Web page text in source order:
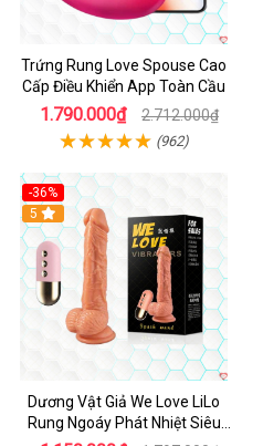
Trứng Rung Love Spouse Cao
Cấp Điều Khiển App Toàn Cầu
1.790.000₫ 2.712.000₫
(962)
-36%
5
Dương Vật Giả We Love LiLo
Rung Ngoáy Phát Nhiệt Siêu